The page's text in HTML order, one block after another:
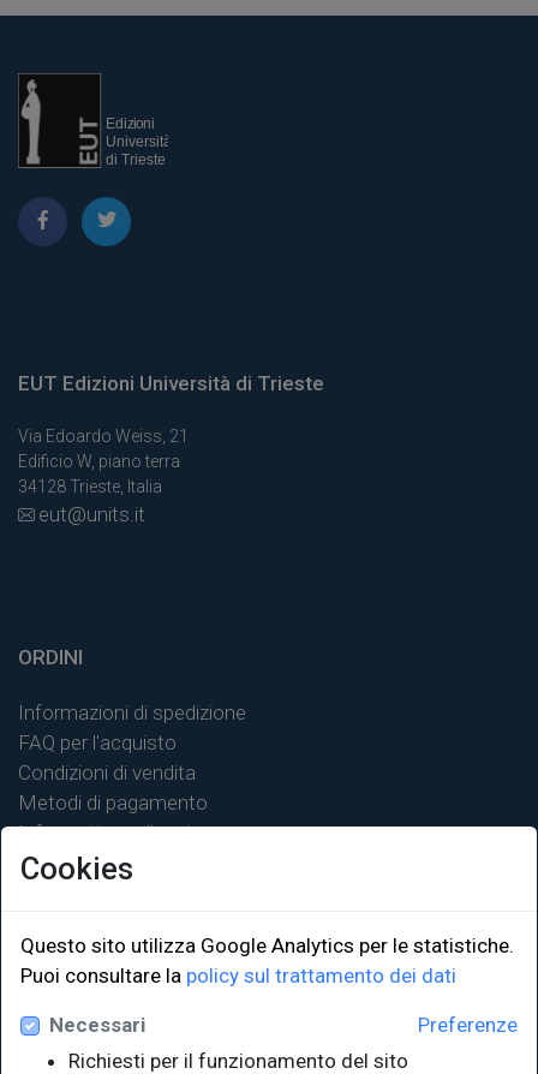
EUT Edizioni Università di Trieste
Via Edoardo Weiss, 21
Edificio W, piano terra
34128 Trieste, Italia
eut@units.it
ORDINI
Informazioni di spedizione
FAQ per l'acquisto
Condizioni di vendita
Metodi di pagamento
Informativa sulla privacy
LINK ISTITUZIONALI
Università degli Studi di Trieste
Sistema Bibliotecario di Ateneo
Cookies
Questo sito utilizza Google Analytics per le statistiche.
Puoi consultare la policy sul trattamento dei dati
Preferenze
Necessari
Richiesti per il funzionamento del sito